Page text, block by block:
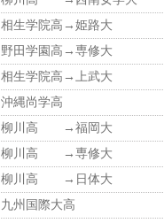
相生学院高→姫路大
野田学園高→専修大
相生学院高→上武大
沖縄尚学高
柳川高 →福岡大
柳川高 →専修大
柳川高 →日体大
九州国際大高